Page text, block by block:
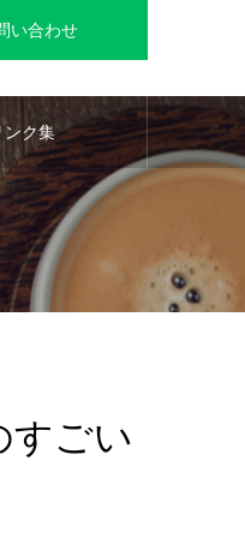
い合わせ
ンク集
すごい